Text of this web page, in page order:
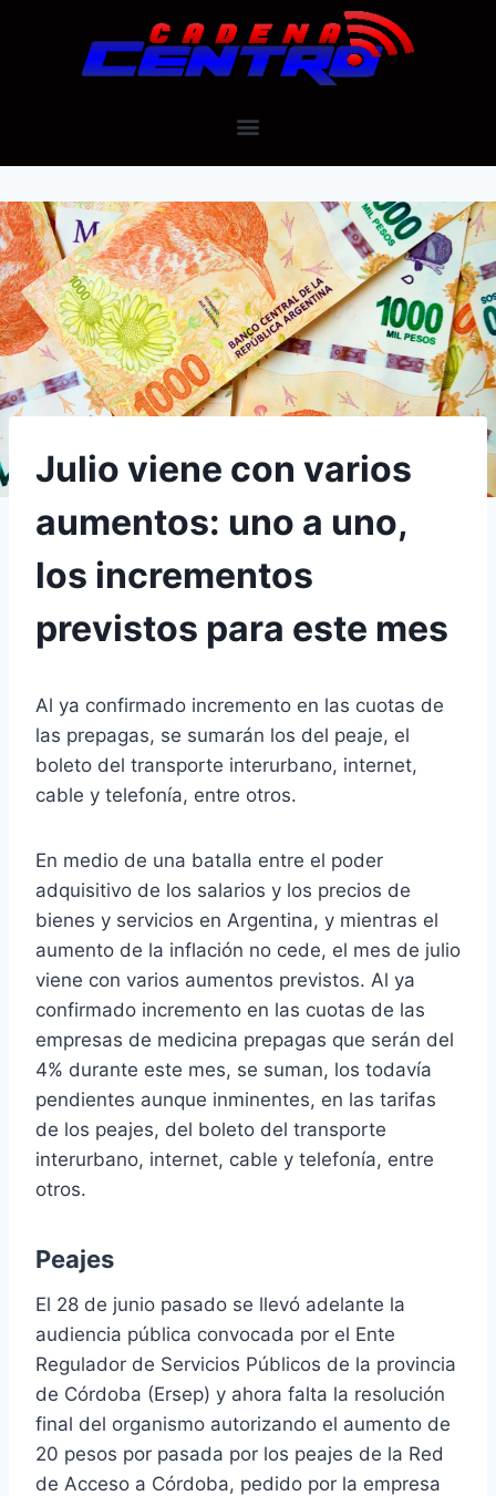
Julio viene con varios
aumentos: uno a uno,
los incrementos
previstos para este mes
Al ya confirmado incremento en las cuotas de
las prepagas, se sumarán los del peaje, el
boleto del transporte interurbano, internet,
cable y telefonía, entre otros.
En medio de una batalla entre el poder
adquisitivo de los salarios y los precios de
bienes y servicios en Argentina, y mientras el
aumento de la inflación no cede, el mes de julio
viene con varios aumentos previstos. Al ya
confirmado incremento en las cuotas de las
empresas de medicina prepagas que serán del
4% durante este mes, se suman, los todavía
pendientes aunque inminentes, en las tarifas
de los peajes, del boleto del transporte
interurbano, internet, cable y telefonía, entre
otros.
Peajes
El 28 de junio pasado se llevó adelante la
audiencia pública convocada por el Ente
Regulador de Servicios Públicos de la provincia
de Córdoba (Ersep) y ahora falta la resolución
final del organismo autorizando el aumento de
20 pesos por pasada por los peajes de la Red
de Acceso a Córdoba, pedido por la empresa